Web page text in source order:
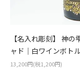
【名入れ彫刻】 神の
ャド｜白ワインボト
13,200円(税1,200円)